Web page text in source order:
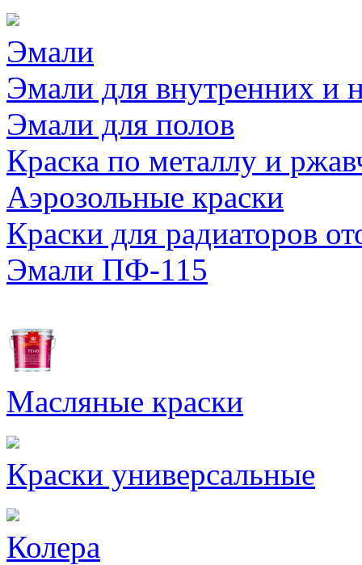
Эмали
Эмали для внутренних и
Эмали для полов
Краска по металлу и
Аэрозольные краски
Краски для радиаторов
Эмали ПФ-115
Масляные краски
Краски универсальные
Колера